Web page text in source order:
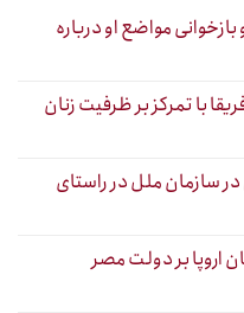
مواضع او درباره
با تمرکز بر ظرفیت زنان
سازمان ملل در راستای
اروپا بر دولت مصر